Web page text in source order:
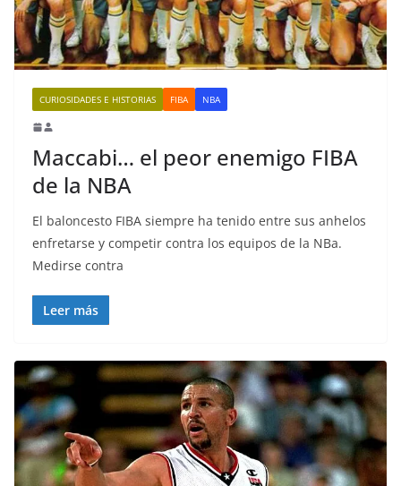
CURIOSIDADES E HISTORIAS FIBA NBA
Maccabi… el peor enemigo FIBA
de la NBA
El baloncesto FIBA siempre ha tenido entre sus anhelos
enfretarse y competir contra los equipos de la NBa.
Medirse contra
Leer más